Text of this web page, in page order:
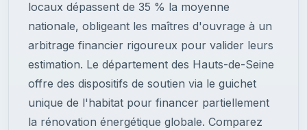
locaux dépassent de 35 % la moyenne
nationale, obligeant les maîtres d'ouvrage à un
arbitrage financier rigoureux pour valider leurs
estimation. Le département des Hauts-de-Seine
offre des dispositifs de soutien via le guichet
unique de l'habitat pour financer partiellement
la rénovation énergétique globale. Comparez